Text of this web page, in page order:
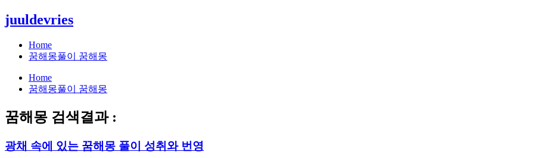
콘
텐
juuldevries
Home
꿈해몽풀이 꿈해몽
Home
꿈해몽풀이 꿈해몽
꿈해몽 검색결과 :
광채 속에 있는 꿈해몽 풀이 성취와 번영